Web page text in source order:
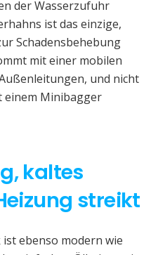
der Wasserzufuhr
ist das einzige,
Schadensbehebung
mit einer mobilen
und nicht
einem Minibagger
kaltes
streikt
ebenso modern wie